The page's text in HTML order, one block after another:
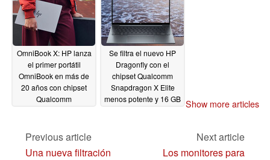
OmniBook X: HP lanza
el primer portátil
OmniBook en más de
20 años con chipset
Qualcomm
1.149,99 dólares
Se filtra el nuevo HP
Dragonfly con el
chipset Qualcomm
Snapdragon X Elite
menos potente y 16 GB Show more articles
Previous article
Una nueva filtración
Next article
Los monitores para